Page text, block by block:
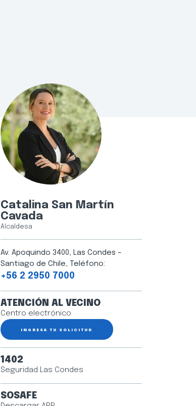
Catalina San Martín
Cavada
Alcaldesa
Av. Apoquindo 3400, Las Condes –
Santiago de Chile, Teléfono:
+56 2 2950 7000
ATENCIÓN AL VECINO
Centro electrónico
INGRESA TU SOLICITUD
1402
Seguridad Las Condes
SOSAFE